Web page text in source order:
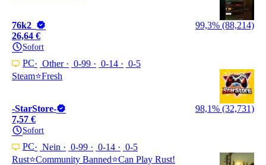
76k2_
99,3% (88,214)
26,64 €
Sofort
PC Other 0-99 0-14
0-5
Steam⭐️Fresh
-StarStore-
98,1% (32,731)
7,57 €
Sofort
PC Nein 0-99 0-14
0-5
Rust⭐️Community Banned⭐️Can Play Rust!